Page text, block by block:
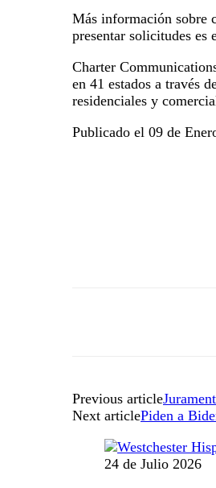
Más información sobre
presentar solicitudes es
Charter
en 41 estados a través
residenciales y
Publicado el 09 de
Previous article
Next articlePiden a
24 de Julio 2026